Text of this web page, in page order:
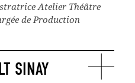
Atelier Théâtre
de Production
SINAY